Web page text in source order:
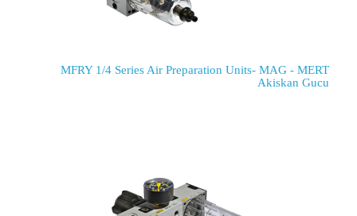
MFRY 1/4 Series Air Preparation Units- MAG - MERT
Akiskan Gucu